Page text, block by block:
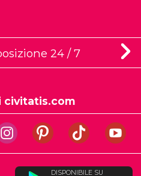
24 / 7
civitatis.com
DISPONIBILE SU